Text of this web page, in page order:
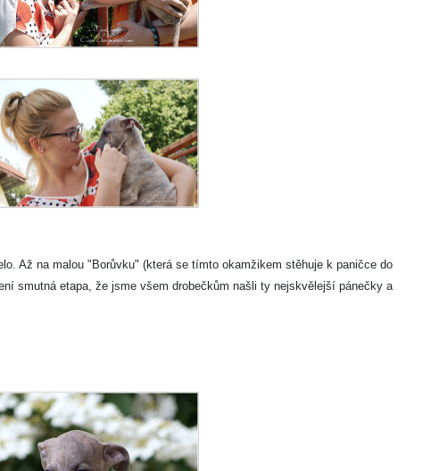
Až na malou "Borůvku" (která se tímto okamžikem stěhuje k paničce do
smutná etapa, že jsme všem drobečkům našli ty nejskvělejší pánečky a